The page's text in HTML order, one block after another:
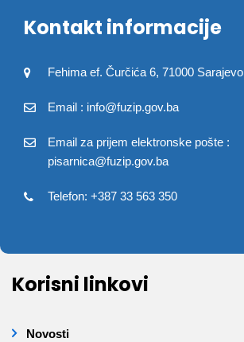
Kontakt informacije
Fehima ef. Čurčića 6, 71000 Sarajevo
Email : info@fuzip.gov.ba
Email za prijem elektronske pošte :
pisarnica@fuzip.gov.ba
Telefon: +387 33 563 350
Korisni linkovi
Novosti